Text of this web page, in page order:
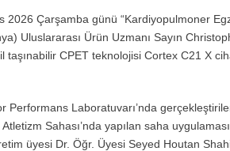
2026 Çarşamba günü “Kardiyopulmoner
Uluslararası Ürün Uzmanı Sayın
CPET teknolojisi Cortex C21 X
Laboratuvarı’nda
Sahası’nda yapılan saha
üyesi Dr. Öğr. Üyesi Seyed Houtan